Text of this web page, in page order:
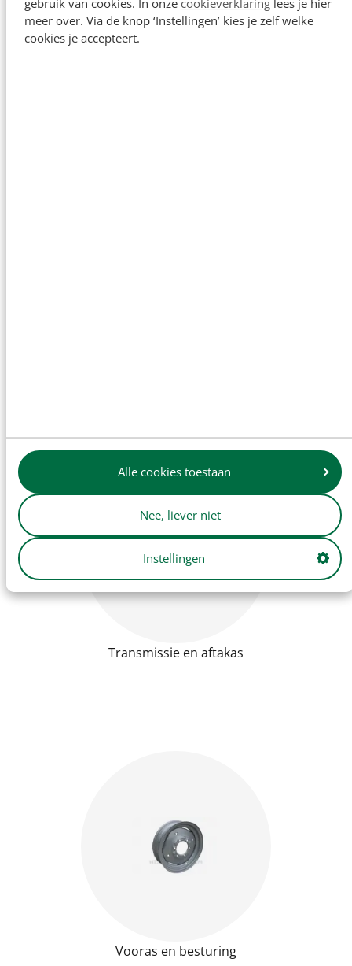
meer over. Via de knop ‘Instellingen’ kies je zelf welke
cookies je accepteert.
Alle cookies toestaan
Nee, liever niet
Instellingen
Transmissie en aftakas
Vooras en besturing